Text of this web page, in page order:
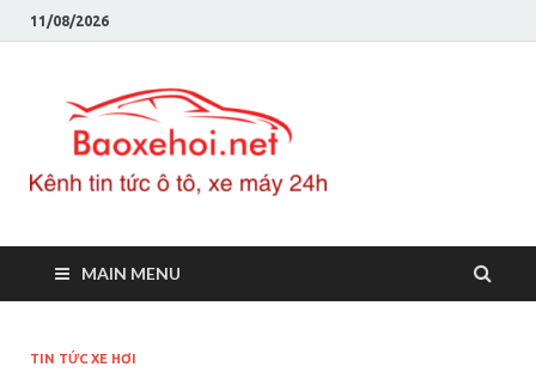
11/08/2026
MAIN MENU
TIN TỨC XE HƠI